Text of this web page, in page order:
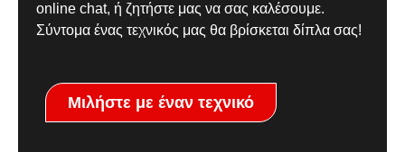
online chat, ή ζητήστε μας να σας καλέσουμε.
Σύντομα ένας τεχνικός μας θα βρίσκεται δίπλα σας!
Μιλήστε με έναν τεχνικό